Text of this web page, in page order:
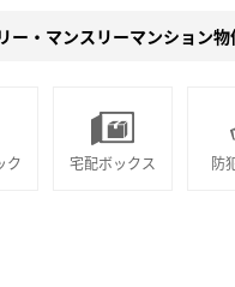
ー・マンスリーマンション
ク 宅配ボックス 防